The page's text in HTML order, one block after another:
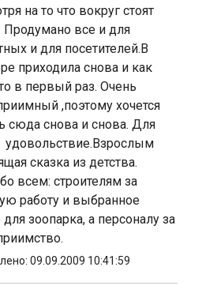
на то что вокруг стоят
все и для
и для посетителей.В
приходила снова и как
в первый раз. Очень
,поэтому хочется
сюда снова и снова. Для
удовольствие.Взрослым
сказка из детства.
всем: строителям за
работу и выбранное
для зоопарка, а персоналу за
09.09.2009 10:41:59